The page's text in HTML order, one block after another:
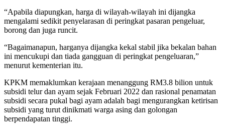
“Apabila diapungkan, harga di wilayah-wilayah ini dijangka
mengalami sedikit penyelarasan di peringkat pasaran pengeluar,
borong dan juga runcit.
“Bagaimanapun, harganya dijangka kekal stabil jika bekalan bahan
ini mencukupi dan tiada gangguan di peringkat pengeluaran,”
menurut kementerian itu.
KPKM memaklumkan kerajaan menanggung RM3.8 bilion untuk
subsidi telur dan ayam sejak Februari 2022 dan rasional penamatan
subsidi secara pukal bagi ayam adalah bagi mengurangkan ketirisan
subsidi yang turut dinikmati warga asing dan golongan
berpendapatan tinggi.